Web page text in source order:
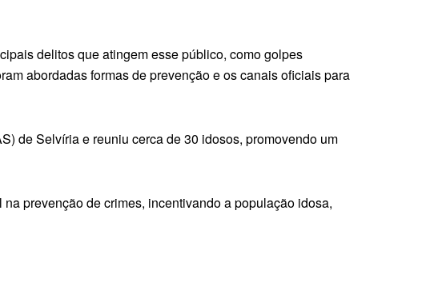
delitos que atingem esse público, como golpes
abordadas formas de prevenção e os canais oficiais para
de Selvíria e reuniu cerca de 30 idosos, promovendo um
prevenção de crimes, incentivando a população idosa,